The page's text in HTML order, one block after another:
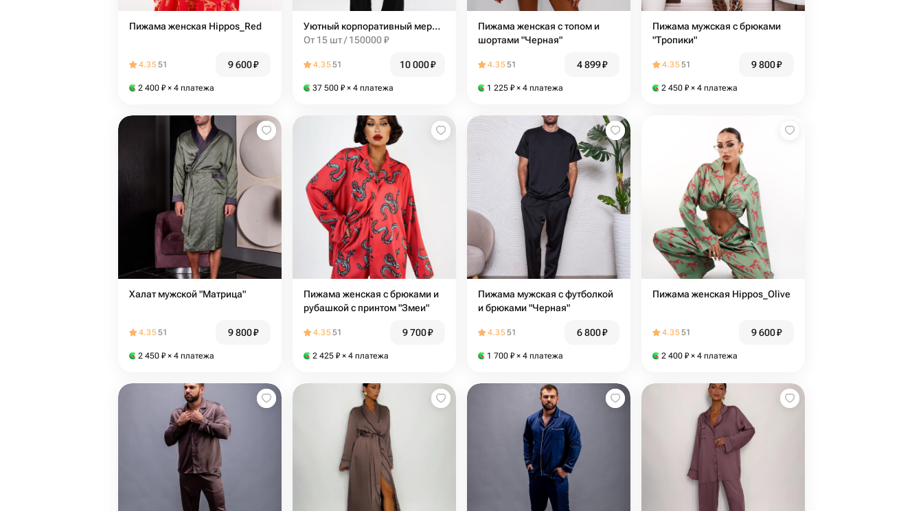
Пижама женская Hippos_Red
4.3551 9 600₽
2 400 ₽ × 4 платежа
Уютный корпоративный мерч: премиальные пижамы с вашим логотипом
От 15 шт / 150000 ₽
4.3551 10 000₽
37 500 ₽ × 4 платежа
Пижама женская с топом и
шортами "Черная"
4.3551 4 899₽
1 225 ₽ × 4 платежа
Пижама мужская с брюками
"Тропики"
4.3551 9 800₽
2 450 ₽ × 4 платежа
Халат мужской "Матрица"
4.3551 9 800₽
2 450 ₽ × 4 платежа
Пижама женская c брюками и
рубашкой с принтом "Змеи"
4.3551 9 700₽
2 425 ₽ × 4 платежа
Пижама мужская с футболкой
и брюками "Черная"
4.3551 6 800₽
1 700 ₽ × 4 платежа
Пижама женская Hippos_Olive
4.3551 9 600₽
2 400 ₽ × 4 платежа